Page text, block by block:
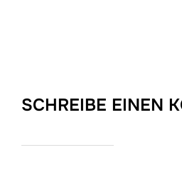
SCHREIBE EINEN